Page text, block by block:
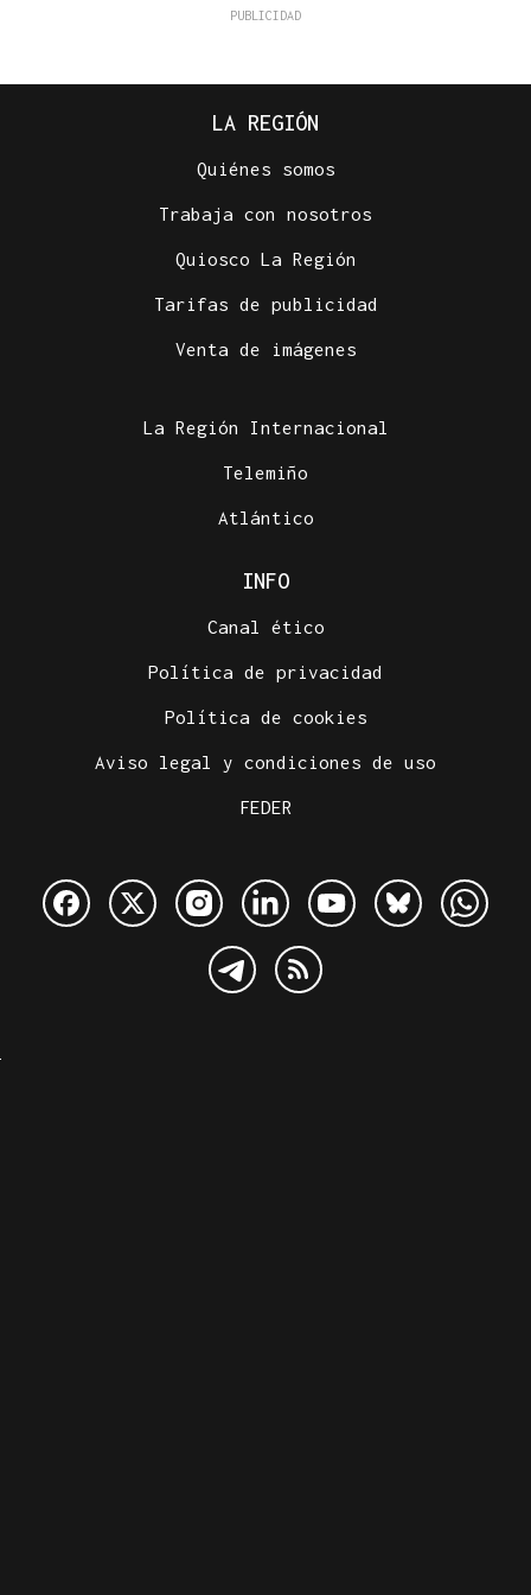
LA REGIÓN
Quiénes somos
Trabaja con nosotros
Quiosco La Región
Tarifas de publicidad
Venta de imágenes
La Región Internacional
Telemiño
Atlántico
INFO
Canal ético
Política de privacidad
Política de cookies
Aviso legal y condiciones de uso
FEDER